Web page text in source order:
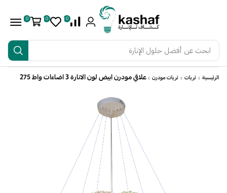
ابحث عن أفضل حلول الإنارة
0
0
0
الرئيسية ثريات ثريات مودرن علاقي مودرن ابيض لون الانارة 3 اضاءات واط 275